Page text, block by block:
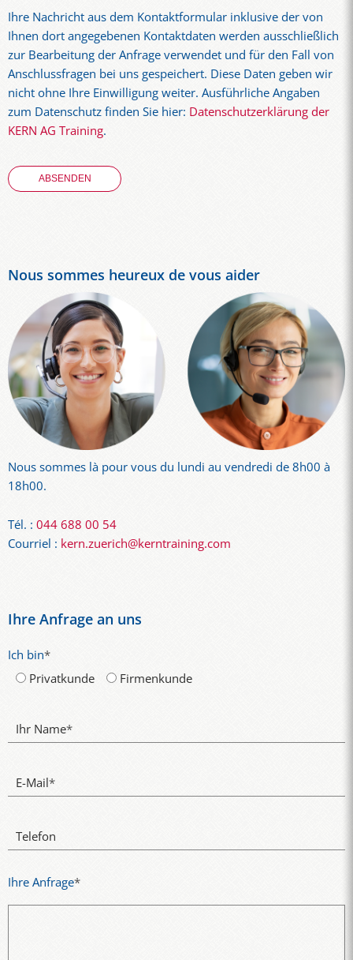
Ihre Nachricht aus dem Kontaktformular inklusive der von
Ihnen dort angegebenen Kontaktdaten werden ausschließlich
zur Bearbeitung der Anfrage verwendet und für den Fall von
Anschlussfragen bei uns gespeichert. Diese Daten geben wir
nicht ohne Ihre Einwilligung weiter. Ausführliche Angaben
zum Datenschutz finden Sie hier: Datenschutzerklärung der
KERN AG Training.
Nous sommes heureux de vous aider
Nous sommes là pour vous du lundi au vendredi de 8h00 à
18h00.
Tél. : 044 688 00 54
Courriel : kern.zuerich@kerntraining.com
Ihre Anfrage an uns
Ich bin*
Privatkunde
Firmenkunde
Ihr Name*
E-Mail*
Telefon
Ihre Anfrage*